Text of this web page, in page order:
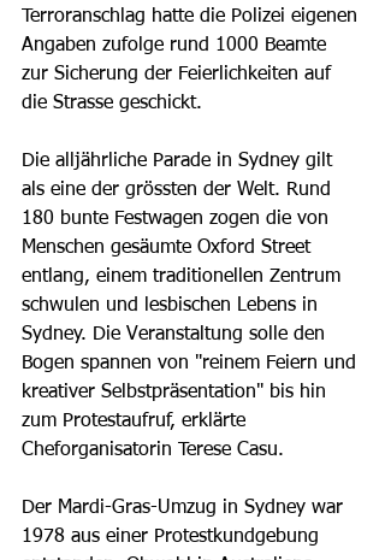
Terroranschlag hatte die Polizei eigenen
Angaben zufolge rund 1000 Beamte
zur Sicherung der Feierlichkeiten auf
die Strasse geschickt.
Die alljährliche Parade in Sydney gilt
als eine der grössten der Welt. Rund
180 bunte Festwagen zogen die von
Menschen gesäumte Oxford Street
entlang, einem traditionellen Zentrum
schwulen und lesbischen Lebens in
Sydney. Die Veranstaltung solle den
Bogen spannen von "reinem Feiern und
kreativer Selbstpräsentation" bis hin
zum Protestaufruf, erklärte
Cheforganisatorin Terese Casu.
Der Mardi-Gras-Umzug in Sydney war
1978 aus einer Protestkundgebung